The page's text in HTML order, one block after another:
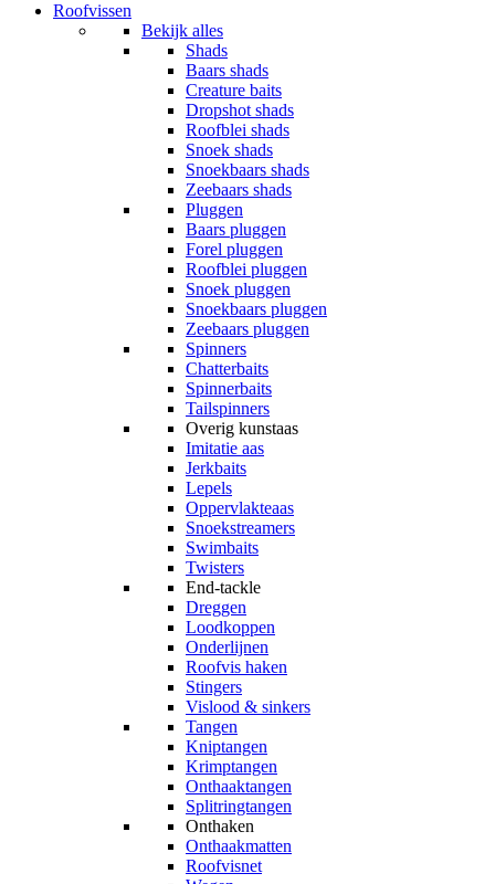
Roofvissen
Bekijk alles
Shads
Baars shads
Creature baits
Dropshot shads
Roofblei shads
Snoek shads
Snoekbaars shads
Zeebaars shads
Pluggen
Baars pluggen
Forel pluggen
Roofblei pluggen
Snoek pluggen
Snoekbaars pluggen
Zeebaars pluggen
Spinners
Chatterbaits
Spinnerbaits
Tailspinners
Overig kunstaas
Imitatie aas
Jerkbaits
Lepels
Oppervlakteaas
Snoekstreamers
Swimbaits
Twisters
End-tackle
Dreggen
Loodkoppen
Onderlijnen
Roofvis haken
Stingers
Vislood & sinkers
Tangen
Kniptangen
Krimptangen
Onthaaktangen
Splitringtangen
Onthaken
Onthaakmatten
Roofvisnet